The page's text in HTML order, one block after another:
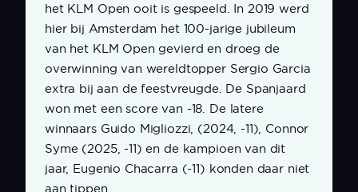
het KLM Open ooit is gespeeld. In 2019 werd
hier bij Amsterdam het 100-jarige jubileum
van het KLM Open gevierd en droeg de
overwinning van wereldtopper Sergio Garcia
extra bij aan de feestvreugde. De Spanjaard
won met een score van -18. De latere
winnaars Guido Migliozzi, (2024, -11), Connor
Syme (2025, -11) en de kampioen van dit
jaar, Eugenio Chacarra (-11) konden daar niet
aan tippen.